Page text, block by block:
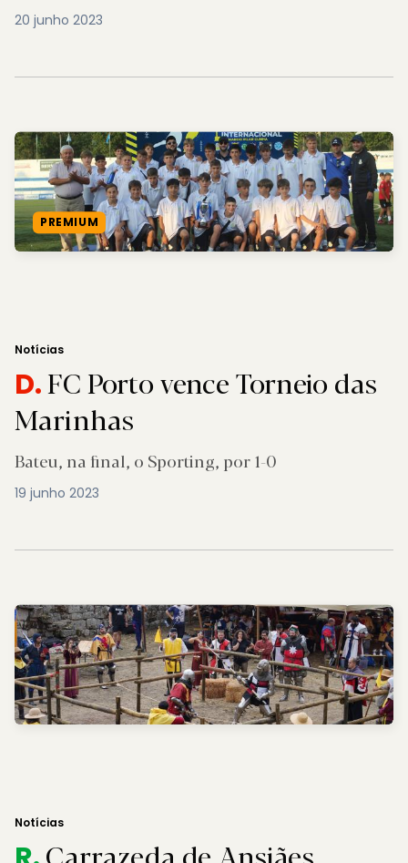
20 junho 2023
PREMIUM
Notícias
D.FC Porto vence Torneio das
Marinhas
Bateu, na final, o Sporting, por 1-0
19 junho 2023
Notícias